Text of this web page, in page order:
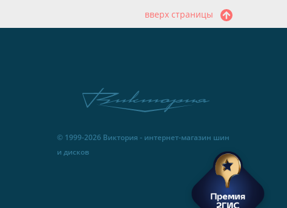
вверх страницы
© 1999-2026 Виктория - интернет-магазин шин
и дисков